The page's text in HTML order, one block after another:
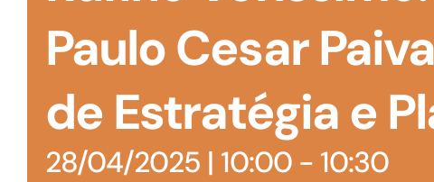
Paulo Cesar
de Estratégia e
28/04/2025 | 10:00- 10:30